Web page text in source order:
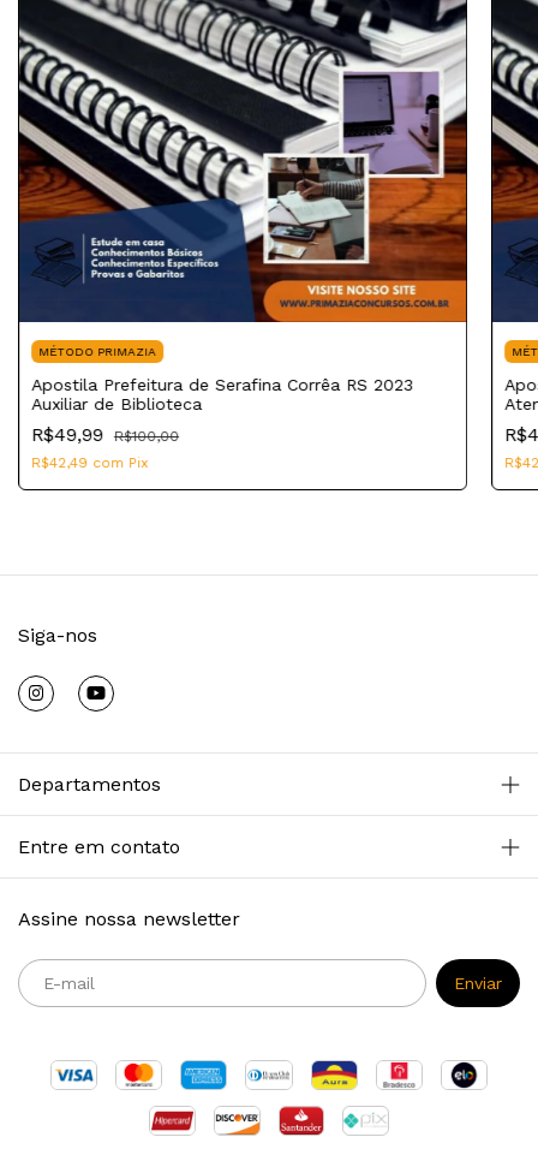
MÉTODO PRIMAZIA
Apostila Prefeitura de Serafina Corrêa RS 2023
Auxiliar de Biblioteca
R$49,99
R$100,00
R$42,49 com Pix
Siga-nos
Departamentos
Entre em contato
Assine nossa newsletter